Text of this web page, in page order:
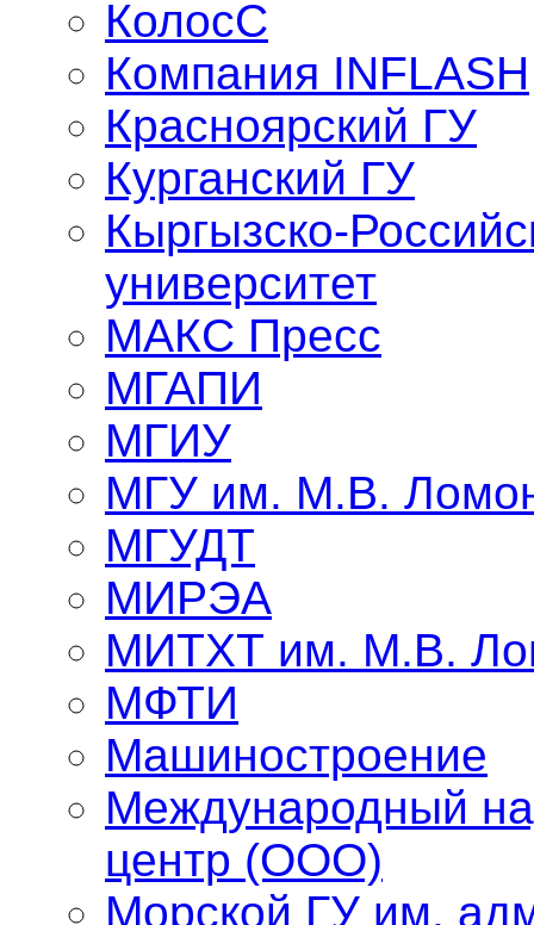
КолосС
Компания INFLASH
Красноярский ГУ
Курганский ГУ
Кыргызско-
университет
МАКС Пресс
МГАПИ
МГИУ
МГУ им. М.В.
МГУДТ
МИРЭА
МИТХТ им. М.В.
МФТИ
Машиностроение
Международный
центр (ООО)
Морской ГУ им.